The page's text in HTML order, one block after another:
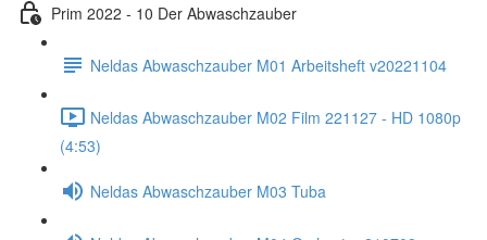
Prim 2022 - 10 Der Abwaschzauber
Neldas Abwaschzauber M01 Arbeitsheft v20221104
Neldas Abwaschzauber M02 Film 221127 - HD 1080p
(4:53)
Neldas Abwaschzauber M03 Tuba